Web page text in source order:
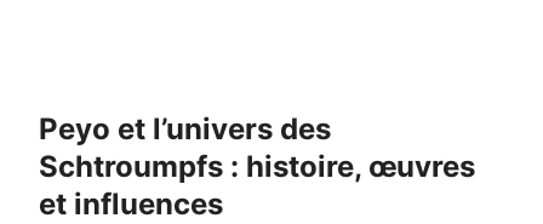
Peyo et l’univers des
Schtroumpfs : histoire, œuvres
et influences